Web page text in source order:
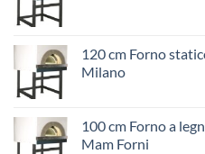
120 cm Forno
Milano
100 cm Forno a
Mam Forni